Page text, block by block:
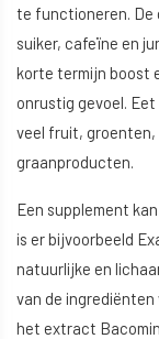
te functioneren. De
suiker, cafeïne en
korte termijn boost
onrustig gevoel.
veel fruit,
graanproducten.
Een supplement
is er bijvoorbeeld
natuurlijke en
van de
het extract